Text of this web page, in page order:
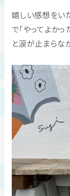
嬉しい感想をい
で「やってよか
と涙が止まらな